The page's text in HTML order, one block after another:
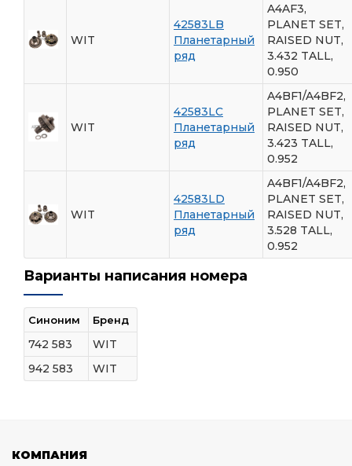
WIT
42583LB
Планетарный
ряд
A4AF3,
PLANET SET,
RAISED NUT,
3.432 TALL,
0.950
WIT
42583LC
Планетарный
ряд
A4BF1/A4BF2,
PLANET SET,
RAISED NUT,
3.423 TALL,
0.952
WIT
42583LD
Планетарный
ряд
A4BF1/A4BF2,
PLANET SET,
RAISED NUT,
3.528 TALL,
0.952
Варианты написания номера
Синоним Бренд
742 583
WIT
942 583
WIT
КОМПАНИЯ